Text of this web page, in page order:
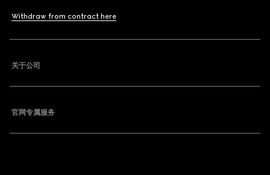
Withdraw from contract here
关于公司
官网专属服务